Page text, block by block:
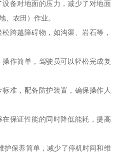
备对地面的压力，减少了对地面
、农田）作业。
跨越障碍物，如沟渠、岩石等，
作简单，驾驶员可以轻松完成复
准，配备防护装置，确保操作人
保证性能的同时降低能耗，提高
护保养简单，减少了停机时间和维